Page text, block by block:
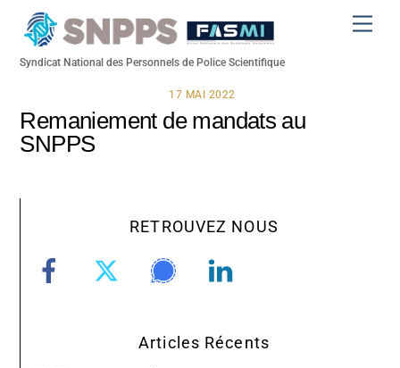
Syndicat National des Personnels de Police Scientifique
17 MAI 2022
Remaniement de mandats au
SNPPS
RETROUVEZ NOUS
Articles Récents